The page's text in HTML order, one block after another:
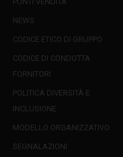
NEWS
CODICE ETICO DI GRUPPO
CODICE DI CONDOTTA
FORNITORI
POLITICA DIVERSITÀ E
INCLUSIONE
MODELLO ORGANIZZATIVO
SEGNALAZIONI